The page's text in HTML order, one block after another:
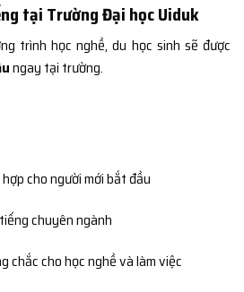
tại Trường Đại học Uiduk
trình học nghề, du học sinh sẽ được
ngay tại trường.
cho người mới bắt đầu
chuyên ngành
chắc cho học nghề và làm việc